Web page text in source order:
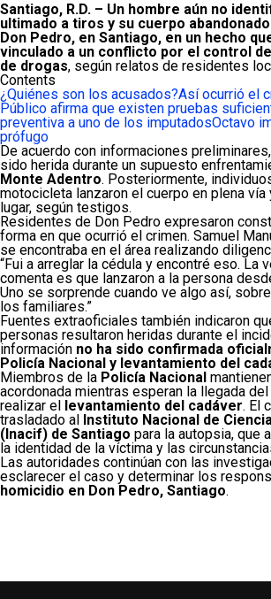
Santiago, R.D. – Un hombre aún no
ultimado a tiros y su cuerpo
Don Pedro, en Santiago, en un hecho
vinculado a un conflicto por el control
de drogas, según relatos de residentes
Contents
¿Quiénes son los acusados?Así ocurrió el
Público afirma que existen pruebas
preventiva a uno de los imputadosOctavo
prófugo
De acuerdo con informaciones
sido herida durante un supuesto
Monte Adentro. Posteriormente,
motocicleta lanzaron el cuerpo en plena vía
lugar, según testigos.
Residentes de Don Pedro expresaron
forma en que ocurrió el crimen. Samuel
se encontraba en el área realizando
“Fui a arreglar la cédula y encontré eso. La
comenta es que lanzaron a la persona
Uno se sorprende cuando ve algo así,
los familiares.”
Fuentes extraoficiales también indicaron
personas resultaron heridas durante el
información no ha sido confirmada
Policía Nacional y levantamiento del
Miembros de la Policía Nacional
acordonada mientras esperan la llegada
realizar el
levantamiento del cadáver. El
trasladado al
Instituto Nacional de
(Inacif) de Santiago para la autopsia, que
la identidad de la víctima y las
Las autoridades continúan con las
esclarecer el caso y determinar los
homicidio en Don Pedro, Santiago.